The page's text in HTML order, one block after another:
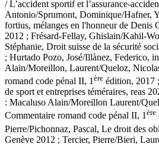
/ L’accident sportif et l’assurance-
Antonio/Sprumont, Dominique/Hafner,
fortius, mélanges en l'honneur de Denis
2012 ; Frésard-Fellay, Ghislain/Kahil-
Stéphanie, Droit suisse de la sécurité
; Hurtado Pozo, José/Illànez, Federico,
Alain/Moreillon, Laurent/Queloz,
romand code pénal II, 1ère édition, 2017 ;
de sport et entreprises téméraires, reas
: Macaluso Alain/Moreillon Laurent/
Commentaire romand code pénal II, 1ère
Pierre/Pichonnaz, Pascal, Le droit des
Genève 2012 ; Tercier, Pierre/Bieri,